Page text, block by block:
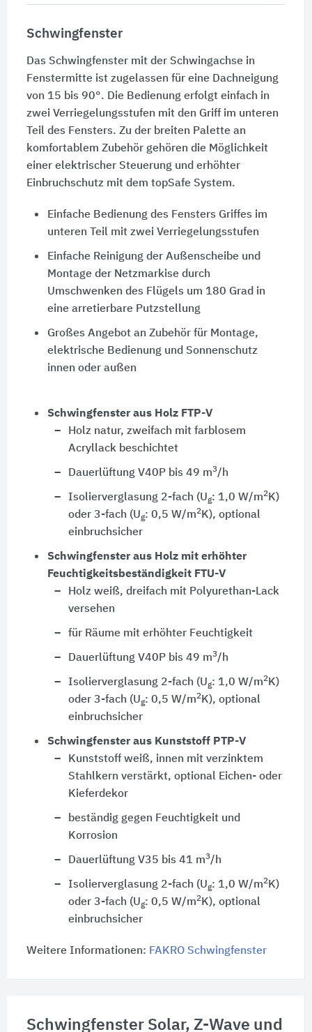
Schwingfenster
Das Schwingfenster mit der Schwingachse in
Fenstermitte ist zugelassen für eine Dachneigung
von 15 bis 90°. Die Bedienung erfolgt einfach in
zwei Verriegelungsstufen mit den Griff im unteren
Teil des Fensters. Zu der breiten Palette an
komfortablem Zubehör gehören die Möglichkeit
einer elektrischer Steuerung und erhöhter
Einbruchschutz mit dem topSafe System.
Einfache Bedienung des Fensters Griffes im
unteren Teil mit zwei Verriegelungsstufen
Einfache Reinigung der Außenscheibe und
Montage der Netzmarkise durch
Umschwenken des Flügels um 180 Grad in
eine arretierbare Putzstellung
Großes Angebot an Zubehör für Montage,
elektrische Bedienung und Sonnenschutz
innen oder außen
Schwingfenster aus Holz FTP-V
Holz natur, zweifach mit farblosem
Acryllack beschichtet
Dauerlüftung V40P bis 49 m3/h
Isolierverglasung 2-fach (Ug: 1,0 W/m2K)
oder 3-fach (Ug: 0,5 W/m2K), optional
einbruchsicher
Schwingfenster aus Holz mit erhöhter
Feuchtigkeitsbeständigkeit FTU-V
Holz weiß, dreifach mit Polyurethan-Lack
versehen
für Räume mit erhöhter Feuchtigkeit
Dauerlüftung V40P bis 49 m3/h
Isolierverglasung 2-fach (Ug: 1,0 W/m2K)
oder 3-fach (Ug: 0,5 W/m2K), optional
einbruchsicher
Schwingfenster aus Kunststoff PTP-V
Kunststoff weiß, innen mit verzinktem
Stahlkern verstärkt, optional Eichen- oder
Kieferdekor
beständig gegen Feuchtigkeit und
Korrosion
Dauerlüftung V35 bis 41 m3/h
Isolierverglasung 2-fach (Ug: 1,0 W/m2K)
oder 3-fach (Ug: 0,5 W/m2K), optional
einbruchsicher
Weitere Informationen: FAKRO Schwingfenster
Schwingfenster Solar, Z-Wave und